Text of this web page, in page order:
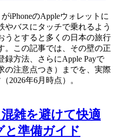
iPhoneのAppleウォレットに
やバスにタッチで乗れるよう
うとすると多くの日本の旅行
。この記事では、その壁の正
方法、さらにApple Payで
の注意点つき）までを、実際
2026年6月時点）。
雑を避けて快適
と準備ガイド